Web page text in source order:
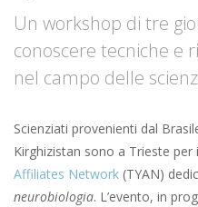
Un workshop di tre
conoscere tecniche e
nel campo delle
Scienziati provenienti dal
Kirghizistan sono a Trieste per
Affiliates Network (TYAN)
neurobiologia. L’evento, in